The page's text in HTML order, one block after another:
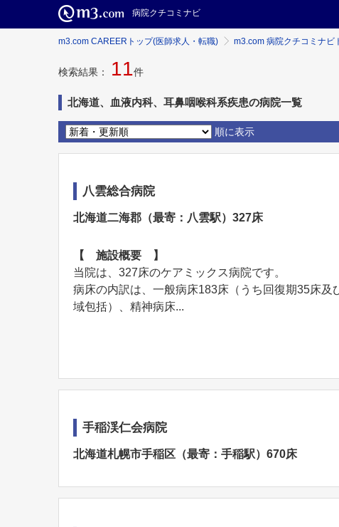
病院クチコミナビ
m3.com CAREERトップ(医師求人・転職) m3.com 病院クチコミナビ
検索結果： 11件
北海道、血液内科、耳鼻咽喉科系疾患の病院一覧
順に表示
八雲総合病院
北海道二海郡（最寄：八雲駅）327床
【 施設概要 】
当院は、327床のケアミックス病院です。
病床の内訳は、一般病床183床（うち回復期35床
域包括）、精神病床...
手稲渓仁会病院
北海道札幌市手稲区（最寄：手稲駅）670床